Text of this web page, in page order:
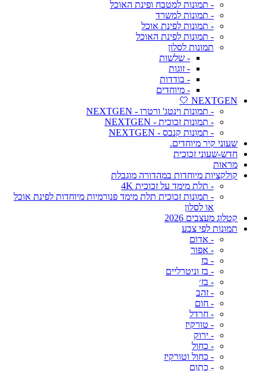
- תמונות למטבח ופינת האוכל
- תמונות למשרד
- תמונות לפינת אוכל
- תמונות לפינת האוכל
תמונות לסלון
- שלשות
- זוגות
- בודדות
- מיוחדים
NEXTGEN 🤍
- תמונות וינטג' ורטרו - NEXTGEN
- תמונות זכוכית - NEXTGEN
- תמונות קנבס - NEXTGEN
שעוני קיר מיוחדים.
חדש-שעוני זכוכית
מראות
קולקציות מיוחדות במהדורה מוגבלת
- תלת מימד על זכוכית 4K
- תמונות זכוכית תלת מימד פנורמיות מיוחדות לפינת אוכל
או לסלון
קטלוג מעצבים 2026
תמונות לפי צבע
- אדום
- אפור
- בז
- בז וניטרליים
- בז׳
- זהב
- חום
- חרדל
- טורקיז
- ירוק
- כחול
- כחול וטורקיז
- כתום